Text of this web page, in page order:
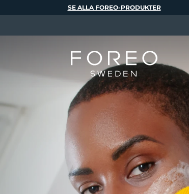
SE ALLA FOREO-PRODUKTER